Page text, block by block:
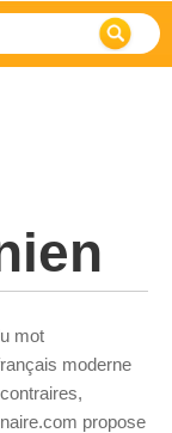
mot
moderne
propose